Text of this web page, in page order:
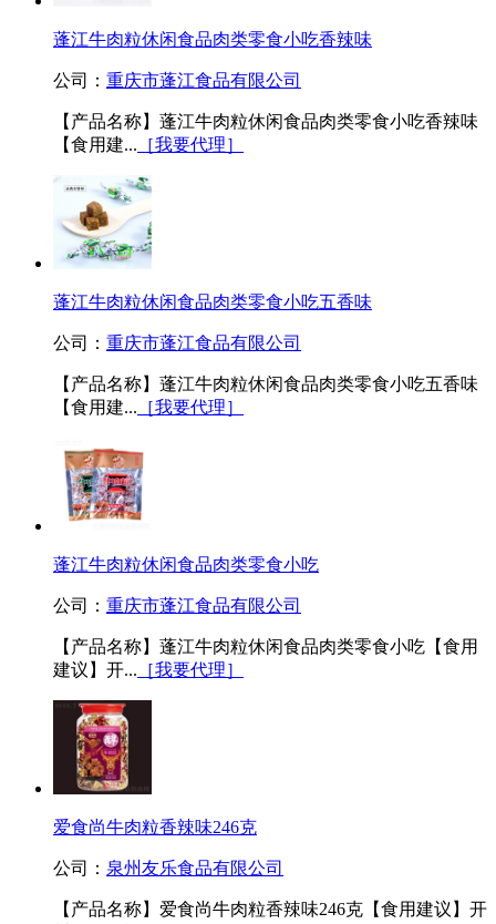
蓬江牛肉粒休闲食品肉类零食小吃香辣味
公司： 重庆市蓬江食品有限公司
【产品名称】蓬江牛肉粒休闲食品肉类零食小吃香辣味
【食用建... ［我要代理］
蓬江牛肉粒休闲食品肉类零食小吃五香味
公司： 重庆市蓬江食品有限公司
【产品名称】蓬江牛肉粒休闲食品肉类零食小吃五香味
【食用建... ［我要代理］
蓬江牛肉粒休闲食品肉类零食小吃
公司： 重庆市蓬江食品有限公司
【产品名称】蓬江牛肉粒休闲食品肉类零食小吃【食用
建议】开... ［我要代理］
爱食尚牛肉粒香辣味246克
公司： 泉州友乐食品有限公司
【产品名称】爱食尚牛肉粒香辣味246克【食用建议】开